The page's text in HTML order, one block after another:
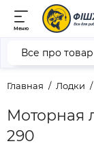
Меню
Главная Лодки
Моторная
290
Все про товар